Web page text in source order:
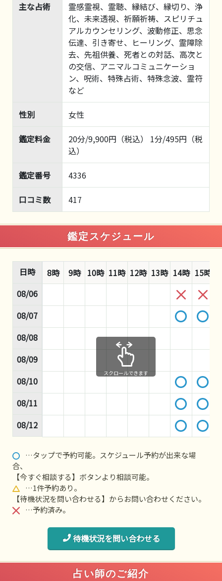
主な占術
霊感霊視、霊聴、縁結び、縁切り、浄
化、未来透視、祈願祈祷、スピリチュ
アルカウンセリング、波動修正、思念
伝達、引き寄せ、ヒーリング、霊障除
去、先祖供養、死者との対話、高次と
の交信、アニマルコミュニケーショ
ン、呪術、特殊占術、特殊念波、霊符
など
性別 女性
鑑定料金
20分/9,900円（税込） 1分/495円（税
込）
鑑定番号 4336
口コミ数 417
鑑定スケジュール
日時
08/06
08/07
08/08
08/09
08/10
08/11
08/12
8時 9時 10時 11時 12時 13時 14時 15時
スクロールできます
…タップで予約可能。スケジュール予約が出来な場
合、
【今すぐ相談する】ボタンより相談可能。
…1件予約あり。
【待機状況を問い合わせる】からお問い合わせください。
…予約済み。
待機状況を問い合わせる
占い師のご紹介